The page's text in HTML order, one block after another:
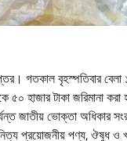
গতকাল বৃহস্পতিবার বেলা
৫০ হাজার টাকা জরিমানা
জাতীয় ভোক্তা অধিকার
প্রয়োজনীয় পণ্য, ঔষুধ ও